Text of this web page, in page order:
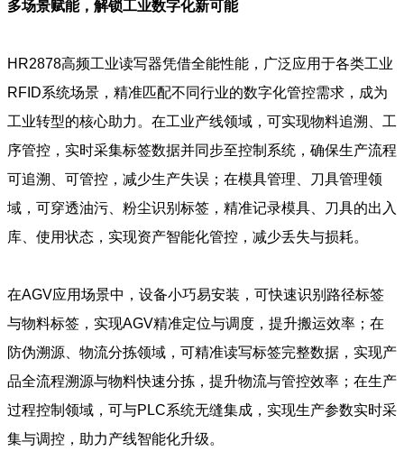
多场景赋能，解锁工业数字化新可能
HR2878高频工业读写器凭借全能性能，广泛应用于各类工业
RFID系统场景，精准匹配不同行业的数字化管控需求，成为
工业转型的核心助力。在工业产线领域，可实现物料追溯、工
序管控，实时采集标签数据并同步至控制系统，确保生产流程
可追溯、可管控，减少生产失误；在模具管理、刀具管理领
域，可穿透油污、粉尘识别标签，精准记录模具、刀具的出入
库、使用状态，实现资产智能化管控，减少丢失与损耗。
在AGV应用场景中，设备小巧易安装，可快速识别路径标签
与物料标签，实现AGV精准定位与调度，提升搬运效率；在
防伪溯源、物流分拣领域，可精准读写标签完整数据，实现产
品全流程溯源与物料快速分拣，提升物流与管控效率；在生产
过程控制领域，可与PLC系统无缝集成，实现生产参数实时采
集与调控，助力产线智能化升级。